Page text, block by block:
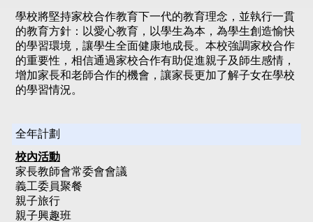
學校將堅持家校合作教育下一代的教育理念，並執行一貫
的教育方針：以愛心教育，以學生為本，為學生創造愉快
的學習環境，讓學生全面健康地成長。本校強調家校合作
的重要性，相信通過家校合作有助促進親子及師生感情，
增加家長和老師合作的機會，讓家長更加了解子女在學校
的學習情況。
全年計劃
校內活動
家長教師會常委會會議
義工委員聚餐
親子旅行
親子興趣班